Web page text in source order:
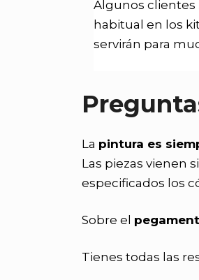
Algunos clientes
habitual en los
servirán para
La pintura es
Las piezas vienen
especificados los
Sobre el
Tienes todas las